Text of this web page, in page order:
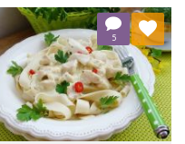
5
Dodaj do ulubionych
Wybierz listę: